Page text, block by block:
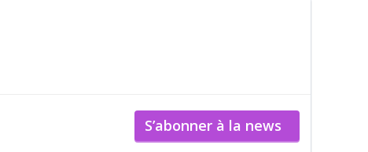
S’abonner à la news